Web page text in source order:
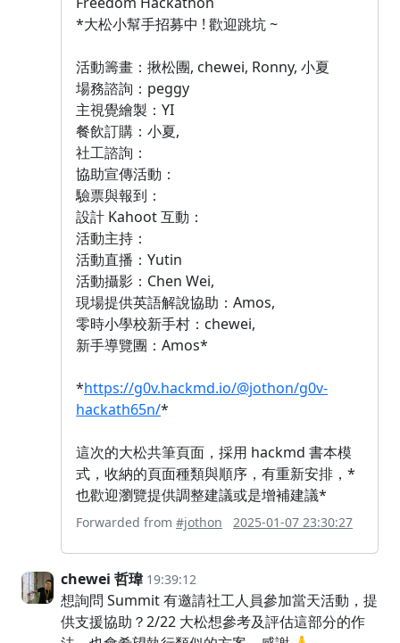
*大松小幫手招募中 ! 歡迎跳坑 ~
活動籌畫：揪松團, chewei, Ronny, 小夏
場務諮詢：peggy
主視覺繪製：YI
餐飲訂購：小夏,
社工諮詢：
協助宣傳活動：
驗票與報到：
設計 Kahoot 互動：
活動主持：
活動直播：Yutin
活動攝影：Chen Wei,
現場提供英語解說協助：Amos,
零時小學校新手村：chewei,
新手導覽團：Amos*
*https://g0v.hackmd.io/@jothon/g0v-
hackath65n/*
這次的大松共筆頁面，採用 hackmd 書本模
式，收納的頁面種類與順序，有重新安排，*
也歡迎瀏覽提供調整建議或是增補建議*
Forwarded from #jothon 2025-01-07 23:30:27
chewei 哲瑋 19:39:12
想詢問 Summit 有邀請社工人員參加當天活動，提
供支援協助？2/22 大松想參考及評估這部分的作